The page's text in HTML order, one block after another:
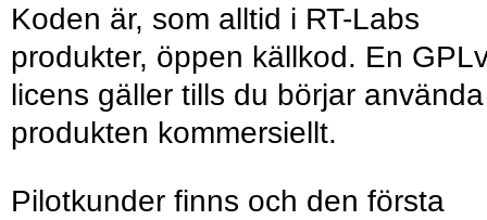
Koden är, som alltid i RT-Labs
produkter, öppen källkod. En
licens gäller tills du börjar använda
produkten kommersiellt.
Pilotkunder finns och den första